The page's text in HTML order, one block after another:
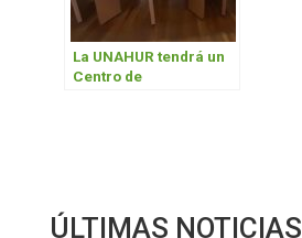
La UNAHUR tendrá un
Centro de
ÚLTIMAS NOTICIAS